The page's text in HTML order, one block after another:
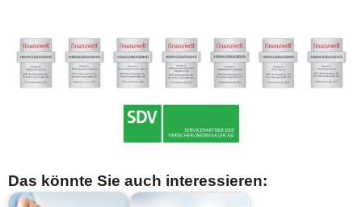
Das könnte Sie auch interessieren: